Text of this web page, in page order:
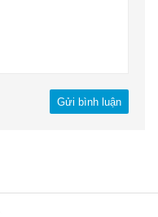
Gửi bình luận